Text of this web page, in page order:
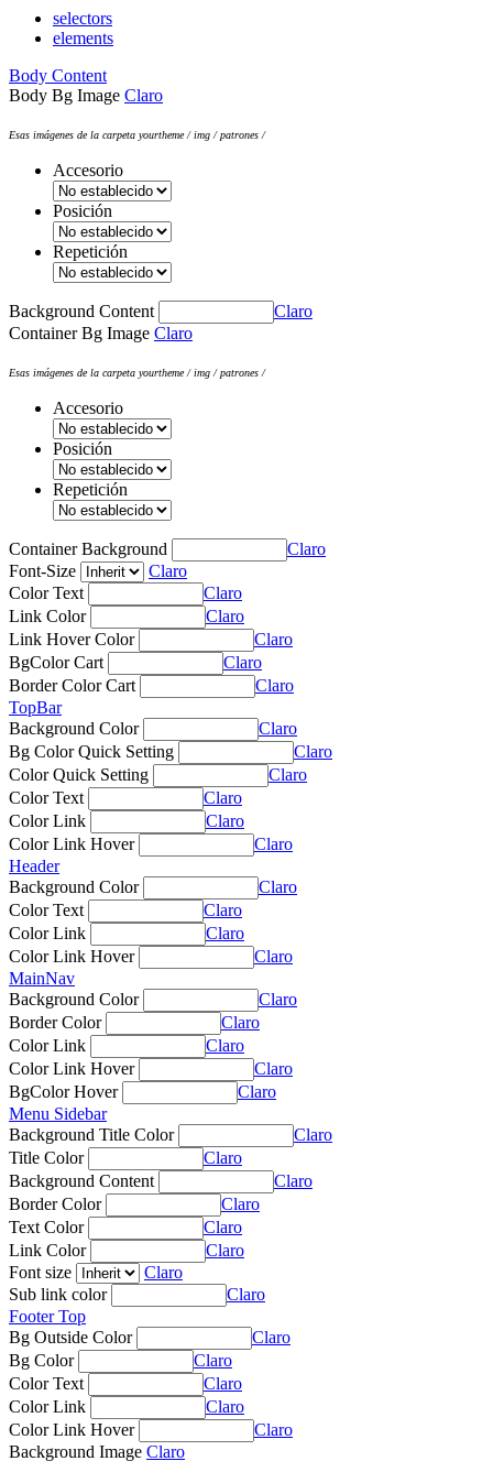
selectors
elements
Body Content
Body Bg Image Claro
Esas imágenes de la carpeta yourtheme / img / patrones /
Accesorio
Posición
Repetición
Background Content
Claro
Container Bg Image Claro
Esas imágenes de la carpeta yourtheme / img / patrones /
Accesorio
Posición
Repetición
Container Background
Claro
Font-Size
Claro
Color Text
Claro
Link Color
Claro
Link Hover Color
Claro
BgColor Cart
Claro
Border Color Cart
Claro
TopBar
Background Color
Claro
Bg Color Quick Setting
Claro
Color Quick Setting
Claro
Color Text
Claro
Color Link
Claro
Color Link Hover
Claro
Header
Background Color
Claro
Color Text
Claro
Color Link
Claro
Color Link Hover
Claro
MainNav
Background Color
Claro
Border Color
Claro
Color Link
Claro
Color Link Hover
Claro
BgColor Hover
Claro
Menu Sidebar
Background Title Color
Claro
Title Color
Claro
Background Content
Claro
Border Color
Claro
Text Color
Claro
Link Color
Claro
Font size
Claro
Sub link color
Claro
Footer Top
Bg Outside Color
Claro
Bg Color
Claro
Color Text
Claro
Color Link
Claro
Color Link Hover
Claro
Background Image Claro